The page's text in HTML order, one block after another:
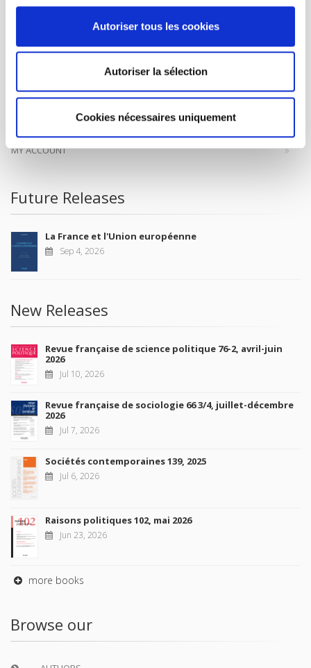
Autoriser tous les cookies
Autoriser la sélection
Cookies nécessaires uniquement
original research, to edit reference works for student use, and to
MY ACCOUNT
Future Releases
La France et l'Union européenne
Sep 4, 2026
New Releases
Revue française de science politique 76-2, avril-juin
2026
Jul 10, 2026
Revue française de sociologie 66 3/4, juillet-décembre
2026
Jul 7, 2026
Sociétés contemporaines 139, 2025
Jul 6, 2026
Raisons politiques 102, mai 2026
Jun 23, 2026
more books
Browse our